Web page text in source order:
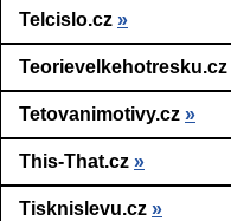
Telcislo.cz »
Teorievelkehotresku.cz
Tetovanimotivy.cz »
This-That.cz »
Tisknislevu.cz »